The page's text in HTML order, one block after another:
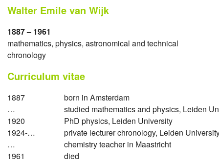
Walter Emile van Wijk
1887 – 1961
mathematics, physics, astronomical and technical
chronology
Curriculum vitae
1887
born in Amsterdam
…
studied mathematics and physics, Leiden
1920
PhD physics, Leiden University
1924-…
private lecturer chronology, Leiden
…
chemistry teacher in Maastricht
1961
died